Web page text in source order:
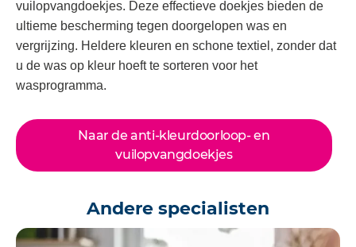
vuilopvangdoekjes. Deze effectieve doekjes bieden de
ultieme bescherming tegen doorgelopen was en
vergrijzing. Heldere kleuren en schone textiel, zonder dat
u de was op kleur hoeft te sorteren voor het
wasprogramma.
Naar de anti-kleurdoorloop- en
vuilopvangdoekjes
Andere specialisten